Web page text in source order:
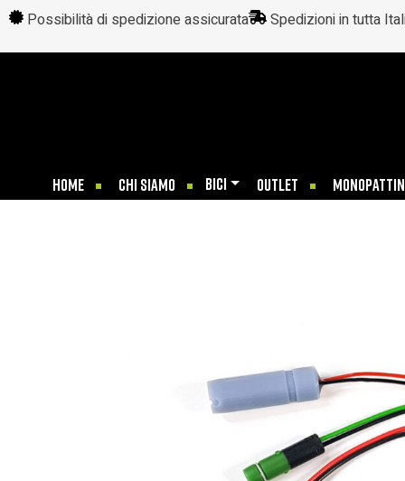
Possibilità di spedizione assicurata Spedizioni in tutta
HOME CHI SIAMO BICI OUTLET